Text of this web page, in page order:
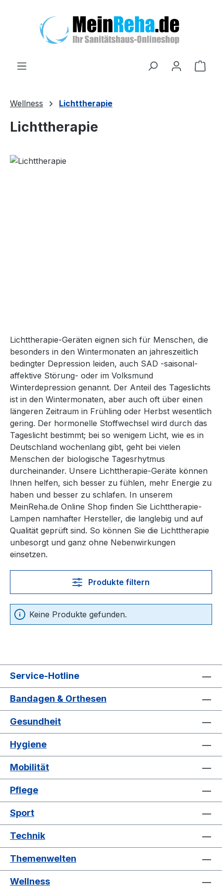
Wellness Lichttherapie
Lichttherapie
Lichttherapie-Geräten eignen sich für Menschen, die
besonders in den Wintermonaten an jahreszeitlich
bedingter Depression leiden, auch SAD -saisonal-
affektive Störung- oder im Volksmund
Winterdepression genannt. Der Anteil des Tageslichts
ist in den Wintermonaten, aber auch oft über einen
längeren Zeitraum in Frühling oder Herbst wesentlich
gering. Der hormonelle Stoffwechsel wird durch das
Tageslicht bestimmt; bei so wenigem Licht, wie es in
Deutschland wochenlang gibt, geht bei vielen
Menschen der biologische Tagesrhytmus
durcheinander. Unsere Lichttherapie-Geräte können
Ihnen helfen, sich besser zu fühlen, mehr Energie zu
haben und besser zu schlafen. In unserem
MeinReha.de Online Shop finden Sie Lichttherapie-
Lampen namhafter Hersteller, die langlebig und auf
Qualität geprüft sind. So können Sie die Lichttherapie
unbesorgt und ganz ohne Nebenwirkungen
einsetzen.
Produkte filtern
Keine Produkte gefunden.
Service-Hotline
Bandagen & Orthesen
Gesundheit
Hygiene
Mobilität
Pflege
Sport
Technik
Themenwelten
Wellness